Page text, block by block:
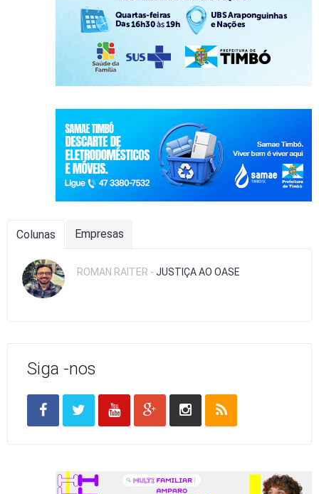
Colunas Empresas
ROMAN RAITER - JUSTIÇA AO OASE
Siga -nos